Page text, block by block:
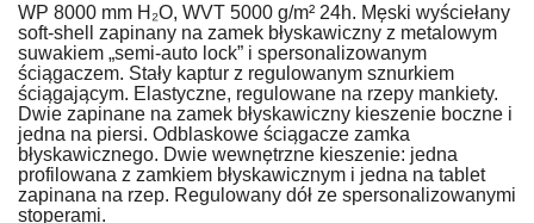
WP 8000 mm H₂O, WVT 5000 g/m² 24h. Męski wyściełany
soft-shell zapinany na zamek błyskawiczny z metalowym
suwakiem „semi-auto lock” i spersonalizowanym
ściągaczem. Stały kaptur z regulowanym sznurkiem
ściągającym. Elastyczne, regulowane na rzepy mankiety.
Dwie zapinane na zamek błyskawiczny kieszenie boczne i
jedna na piersi. Odblaskowe ściągacze zamka
błyskawicznego. Dwie wewnętrzne kieszenie: jedna
profilowana z zamkiem błyskawicznym i jedna na tablet
zapinana na rzep. Regulowany dół ze spersonalizowanymi
stoperami.